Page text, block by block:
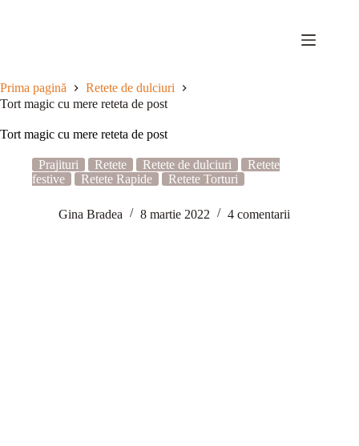
Prima pagină
Retete de dulciuri
Tort magic cu mere reteta de post
Tort magic cu mere reteta de post
Prajituri Retete Retete de dulciuri
Retete
festive
Retete Rapide Retete Torturi
Gina Bradea 8 martie 2022 4 comentarii